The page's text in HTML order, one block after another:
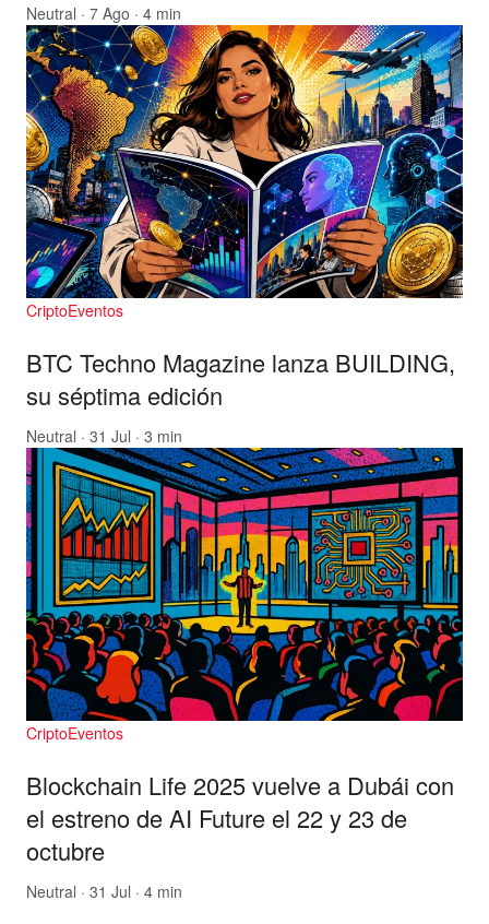
Neutral · 7 Ago · 4 min
CriptoEventos
BTC Techno Magazine lanza BUILDING,
su séptima edición
Neutral · 31 Jul · 3 min
CriptoEventos
Blockchain Life 2025 vuelve a Dubái con
el estreno de AI Future el 22 y 23 de
octubre
Neutral · 31 Jul · 4 min